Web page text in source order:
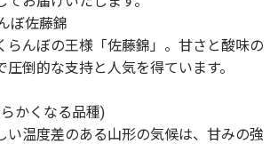
ぼ佐藤錦
らんぼの王様「佐藤錦」。甘さと酸味の
倒的な支持と人気を得ています。
かくなる品種)
い温度差のある山形の気候は、甘みの強